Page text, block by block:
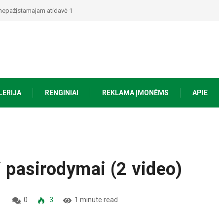
15 tūkst. eurų – policija pradėjo tyrimą
RENGINIAI REKLAMA ĮMONĖMS APIE
(2 video)
0 3 1 minute read